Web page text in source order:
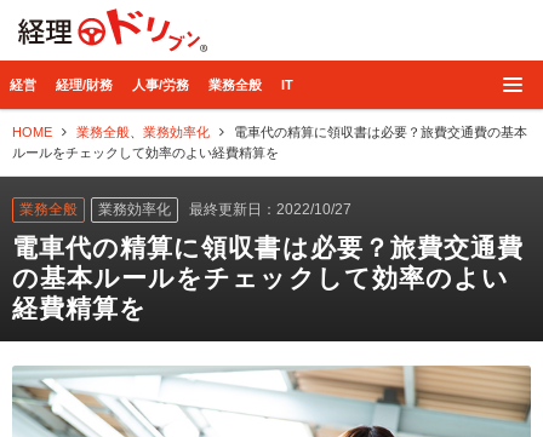
経営 経理/財務 人事/労務 業務全般 IT
HOME 業務全般 業務効率化
電車代の精算に領収書は必要？旅費交通費の基本
ルールをチェックして効率のよい経費精算を
業務全般 業務効率化 最終更新日：2022/10/27
電車代の精算に領収書は必要？旅費交通費
の基本ルールをチェックして効率のよい
経費精算を